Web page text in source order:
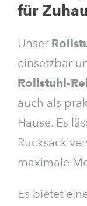
für
Unser
einsetzbar
Rollstuhl-
auch als
Hause. Es
Rucksack
maximale
Es bietet